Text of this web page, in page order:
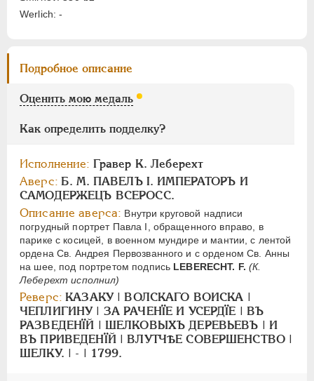
Werlich: -
Подробное описание
Оценить мою медаль
Как определить подделку?
Исполнение: Гравер К. Леберехт
Аверс: Б. M. ПАВЕЛЪ I. ИМПЕРАТОРЪ И
САМОДЕРЖЕЦЪ ВСЕРОСС.
Описание аверса: Внутри круговой надписи
погрудный портрет Павла I, обращенного вправо, в
парике с косицей, в военном мундире и мантии, с лентой
ордена Св. Андрея Первозванного и с орденом Св. Анны
на шее, под портретом подпись LEBERECHT. F. (К.
Леберехт исполнил)
Реверс: КАЗАКУ | ВОЛСКАГО ВОИСКА |
ЧЕПЛИГИНУ | ЗА РАЧЕНÏЕ И УСЕРДÏЕ | ВЪ
РАЗВЕДЕНÏЙ | ШЕЛКОВЫХЪ ДЕРЕВЬЕВЪ | И
ВЪ ПРИВЕДЕНÏЙ | ВЛУТЧѢЕ СОВЕРШЕНСТВО |
ШЕЛКУ. | - | 1799.
АЛЕКСАНДР I
АЛЕКСАНДР III 1881-1894
НИКОЛАЙ II
1894-1917